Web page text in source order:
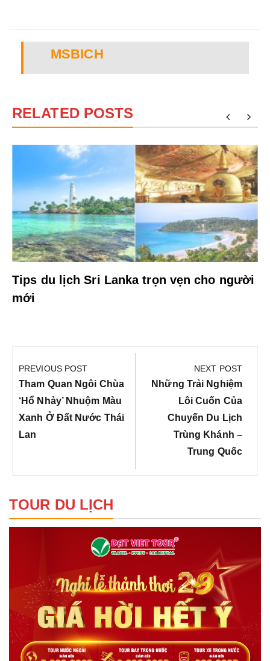
MSBICH
RELATED POSTS
Tips du lịch Sri Lanka trọn vẹn cho người
mới
hướng
bài
viết
PREVIOUS POST
Previous
Post:
Tham Quan Ngôi Chùa
‘hổ Nhảy’ Nhuộm Màu
Xanh Ở Đất Nước Thái
Lan
NEXT POST
Next
Những Trải Nghiệm
Lôi Cuốn Của
Chuyến Du Lịch
Trùng Khánh –
Trung Quốc
TOUR DU LỊCH